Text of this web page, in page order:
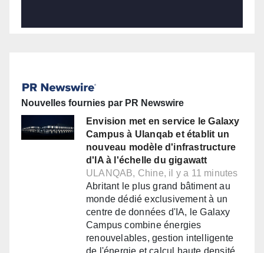
Nouvelles fournies par PR Newswire
Envision met en service le Galaxy
Campus à Ulanqab et établit un
nouveau modèle d'infrastructure
d'IA à l'échelle du gigawatt
ULANQAB, Chine, il y a 11 minutes
Abritant le plus grand bâtiment au
monde dédié exclusivement à un
centre de données d'IA, le Galaxy
Campus combine énergies
renouvelables, gestion intelligente